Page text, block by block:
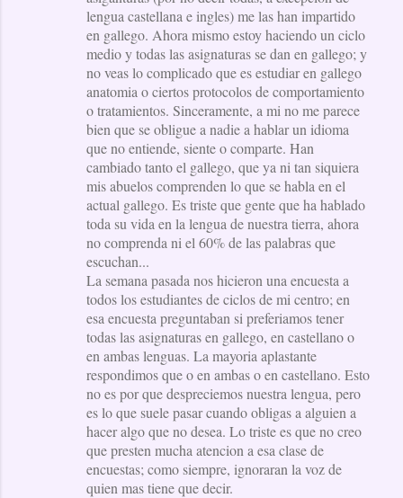
lengua castellana e ingles) me las han impartido
en gallego. Ahora mismo estoy haciendo un ciclo
medio y todas las asignaturas se dan en gallego; y
no veas lo complicado que es estudiar en gallego
anatomia o ciertos protocolos de comportamiento
o tratamientos. Sinceramente, a mi no me parece
bien que se obligue a nadie a hablar un idioma
que no entiende, siente o comparte. Han
cambiado tanto el gallego, que ya ni tan siquiera
mis abuelos comprenden lo que se habla en el
actual gallego. Es triste que gente que ha hablado
toda su vida en la lengua de nuestra tierra, ahora
no comprenda ni el 60% de las palabras que
escuchan...
La semana pasada nos hicieron una encuesta a
todos los estudiantes de ciclos de mi centro; en
esa encuesta preguntaban si preferiamos tener
todas las asignaturas en gallego, en castellano o
en ambas lenguas. La mayoria aplastante
respondimos que o en ambas o en castellano. Esto
no es por que despreciemos nuestra lengua, pero
es lo que suele pasar cuando obligas a alguien a
hacer algo que no desea. Lo triste es que no creo
que presten mucha atencion a esa clase de
encuestas; como siempre, ignoraran la voz de
quien mas tiene que decir.